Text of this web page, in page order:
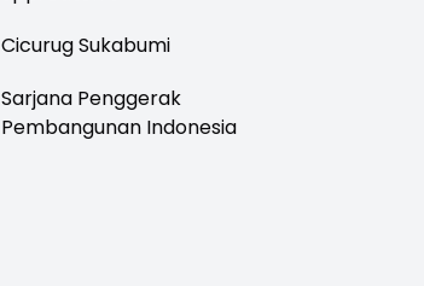
Cicurug Sukabumi
Sarjana Penggerak
Pembangunan Indonesia